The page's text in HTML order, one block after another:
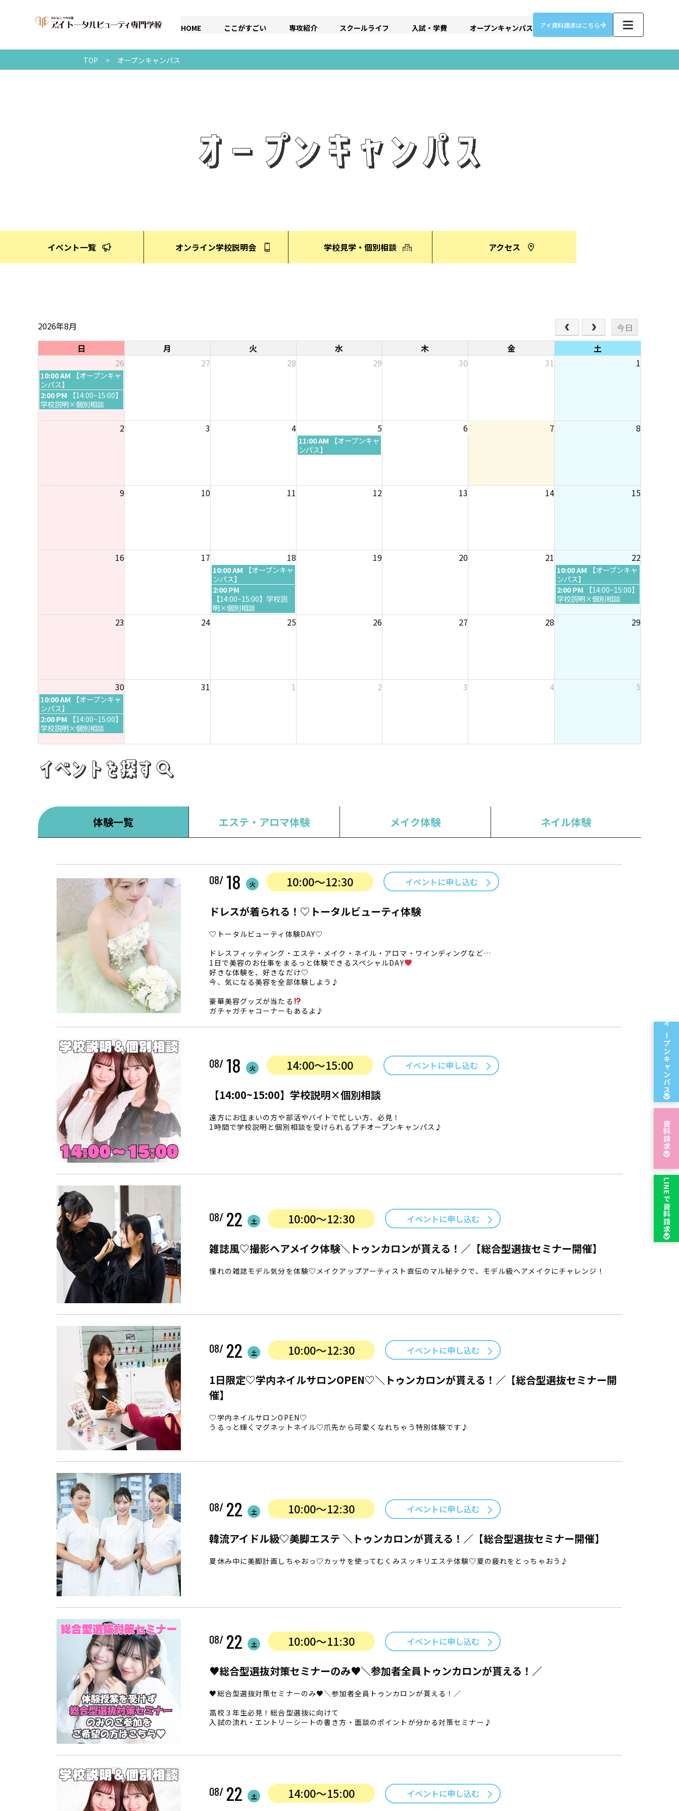
HOME ここがすごい 専攻紹介 スクールライフ 入試・学費 オープンキャンパス アイ資料請求はこちら
TOP > オープンキャンパス
イベント一覧 オンライン学校説明会 学校見学・個別相談 アクセス
2026年8月
今日
日
月 火 水 木 金
土
26
27 28 29 30 31 1
日
曜
日
,
7
月
2
10:00 AM
【オープンキャ
ンパス】
日
曜
日
,
2
2:00 PM
【14:00~15:00】
学校説明×個別相談
2 3 4 5 6 7 8
水
曜
日
月
6
11:00 AM
【オープンキャ
ンパス】
9 10 11 12 13 14 15
16 17 18 19 20 21 22
火
曜
日
8
月
2
10:00 AM
【オープンキャ
ンパス】
土
曜
日
,
8
月
2
10:00 AM
【オープンキャ
ンパス】
火
曜
日
,
2
2:00 PM
【14:00~15:00】学校説
明×個別相談
土
曜
日
,
2
2:00 PM
【14:00~15:00】
学校説明×個別相談
23 24 25 26 27 28 29
30 31 1 2 3 4 5
日
曜
日
,
8
月
0
t
6
10:00 AM
【オープンキャ
ンパス】
日
曜
日
,
月
3
0
6
2:00 PM
【14:00~15:00】
学校説明×個別相談
体験一覧 エステ・アロマ体験 メイク体験 ネイル体験
08/ 18 火 10:00〜12:30 イベントに申し込む
ドレスが着られる！♡トータルビューティ体験
♡トータルビューティ体験DAY♡
ドレスフィッティング・エステ・メイク・ネイル・アロマ・ワインディングなど…
1日で美容のお仕事をまるっと体験できるスペシャルDAY
好きな体験を、好きなだけ♡
今、気になる美容を全部体験しよう♪
豪華美容グッズが当たる
ガチャガチャコーナーもあるよ♪
08/ 18 火 14:00〜15:00 イベントに申し込む
【14:00~15:00】学校説明×個別相談
遠方にお住まいの方や部活やバイトで忙しい方、必見！
1時間で学校説明と個別相談を受けられるプチオープンキャンパス♪
08/ 22 土 10:00〜12:30 イベントに申し込む
雑誌風♡撮影ヘアメイク体験＼トゥンカロンが貰える！／【総合型選抜セミナー開催】
憧れの雑誌モデル気分を体験♡メイクアップアーティスト直伝のマル秘テクで、モデル級ヘアメイクにチャレンジ！
08/ 22 土 10:00〜12:30 イベントに申し込む
1日限定♡学内ネイルサロンOPEN♡＼トゥンカロンが貰える！／【総合型選抜セミナー開
催】
♡学内ネイルサロンOPEN♡
うるっと輝くマグネットネイル♡爪先から可愛くなれちゃう特別体験です♪
08/ 22 土 10:00〜12:30 イベントに申し込む
韓流アイドル級♡美脚エステ ＼トゥンカロンが貰える！／【総合型選抜セミナー開催】
夏休み中に美脚計画しちゃおっ♡カッサを使ってむくみスッキリエステ体験♡夏の疲れをとっちゃおう♪
08/ 22 土 10:00〜11:30 イベントに申し込む
♥総合型選抜対策セミナーのみ♥＼参加者全員トゥンカロンが貰える！／
♥総合型選抜対策セミナーのみ♥＼参加者全員トゥンカロンが貰える！／
高校３年生必見！総合型選抜に向けて
入試の流れ・エントリーシートの書き方・面談のポイントが分かる対策セミナー♪
08/ 22 土 14:00〜15:00 イベントに申し込む
オープン
キャンパス
資料請求
LINEで
資料請求